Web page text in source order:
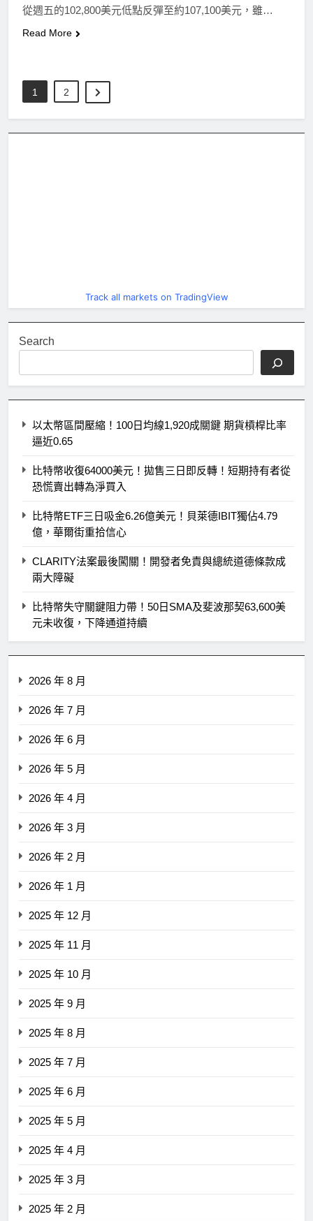
Track all markets on TradingView
Search
以太幣區間壓縮！100日均線1,920成關鍵 期貨槓桿比率
逼近0.65
比特幣收復64000美元！拋售三日即反轉！短期持有者從
恐慌賣出轉為淨買入
比特幣ETF三日吸金6.26億美元！貝萊德IBIT獨佔4.79
億，華爾街重拾信心
CLARITY法案最後闖關！開發者免責與總統道德條款成
兩大障礙
比特幣失守關鍵阻力帶！50日SMA及斐波那契63,600美
元未收復，下降通道持續
2026 年 8 月
2026 年 7 月
2026 年 6 月
2026 年 5 月
2026 年 4 月
2026 年 3 月
2026 年 2 月
2026 年 1 月
2025 年 12 月
2025 年 11 月
2025 年 10 月
2025 年 9 月
2025 年 8 月
2025 年 7 月
2025 年 6 月
2025 年 5 月
2025 年 4 月
2025 年 3 月
2025 年 2 月
從週五的102,800美元低點反彈至約107,100美元，雖…
Read More
1 2